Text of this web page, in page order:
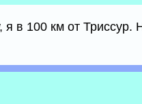
я в 100 км от Триссур.